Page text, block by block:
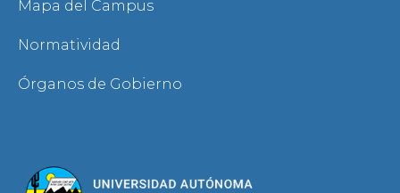
Mapa del Campus
Normatividad
Órganos de Gobierno